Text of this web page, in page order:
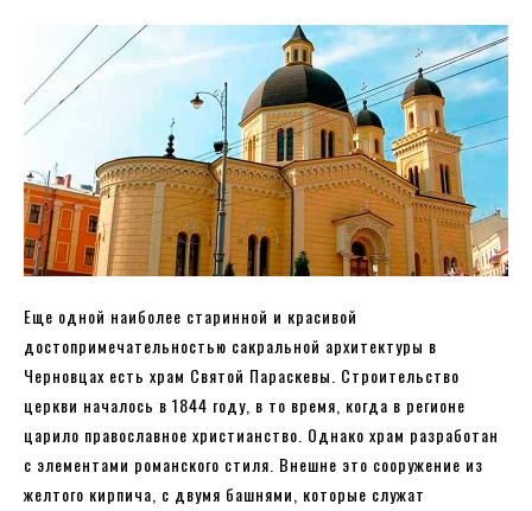
Еще одной наиболее старинной и красивой
достопримечательностью сакральной архитектуры в
Черновцах есть храм Святой Параскевы. Строительство
церкви началось в 1844 году, в то время, когда в регионе
царило православное христианство. Однако храм разработан
с элементами романского стиля. Внешне это сооружение из
желтого кирпича, с двумя башнями, которые служат